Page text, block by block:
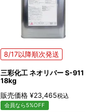
8/17以降順次発送
三彩化工 ネオリバー S-911
18kg
販売価格 ¥23,465税込
会員なら5%OFF